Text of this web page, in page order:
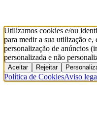
Utilizamos cookies e/ou
para medir a sua utilização e,
personalização de anúncios
personalizada e não
Aceitar Rejeitar
Política de CookiesAviso